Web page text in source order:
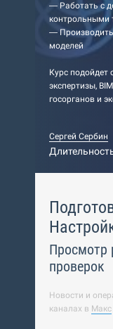
— Работать с
контрольными
— Производить
моделей
Курс подойдет
экспертизы,
госорганов и
Сергей Сербин
Просмотр
проверок
Новости и
каналах в Макс